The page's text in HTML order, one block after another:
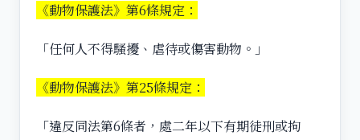
《動物保護法》第6條規定：
「任何人不得騷擾、虐待或傷害動物。」
《動物保護法》第25條規定：
「違反同法第6條者，處二年以下有期徒刑或拘